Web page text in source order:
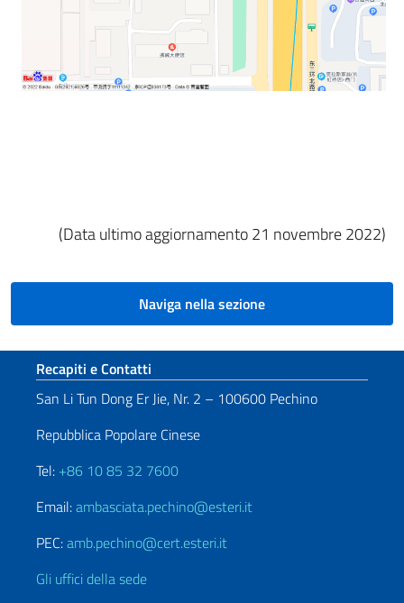
(Data ultimo aggiornamento 21 novembre 2022)
Naviga nella sezione
Sezione footer
Recapiti e Contatti
San Li Tun Dong Er Jie, Nr. 2 – 100600 Pechino
Repubblica Popolare Cinese
Tel: +86 10 85 32 7600
Email:ambasciata.pechino@esteri.it
PEC:amb.pechino@cert.esteri.it
Gli uffici della sede